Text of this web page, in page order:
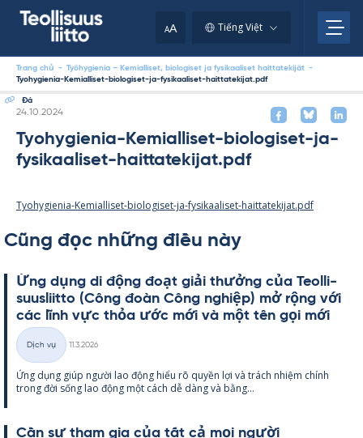
AA Tiếng Việt
Trang chủ - Työhygienia – Kemialliset, biologiset ja fysikaaliset haittatekijät -
Tyohygienia-Kemialliset-biologiset-ja-fysikaaliset-haittatekijat.pdf
Đá
Kirjoitettu
24.10.2024
Tyohygienia-Kemialliset-biologiset-ja-
fysikaaliset-haittatekijat.pdf
Tyohygienia-Kemialliset-biologiset-ja-fysikaaliset-haittatekijat.pdf
Cũng đọc những điều này
Ứng dụng di động đoạt giải thưởng của Teol­li­
suus­liitto (Công đoàn Công ng­hiệp) mở rộng với
các lĩnh vực thỏa ước mới và một tên gọi mới
Thể
loại
Dịch vụ
11.3.2026
Ứng dụng giúp người lao động hiểu rõ qu­yền lợi và trách nhiệm chính
trong đời sống lao động một cách dễ dàng và bằng...
Cần sự tham gia của tất cả mọi người